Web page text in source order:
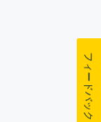
フィードバック